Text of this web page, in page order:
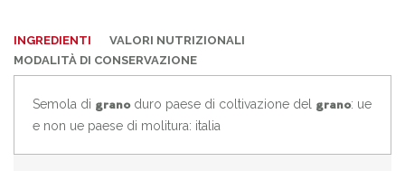
INGREDIENTI
VALORI NUTRIZIONALI
MODALITÀ DI CONSERVAZIONE
Semola di granoduro paese di coltivazione del grano: ue
e non ue paese di molitura: italia